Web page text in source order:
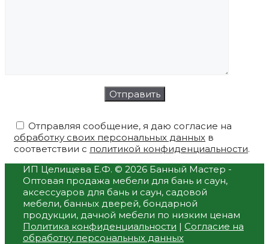
Отправляя сообщение, я даю согласие на
обработку своих персональных данных в
соответствии с политикой конфиденциальности.
ИП Целищева Е.Ф. © 2026 Банный Мастер -
Оптовая продажа мебели для бань и саун,
аксессуаров для бань и саун, садовой
мебели, банных дверей, бондарной
продукции, дачной мебели по низким ценам
Политика конфиденциальности | Согласие на
обработку персональных данных